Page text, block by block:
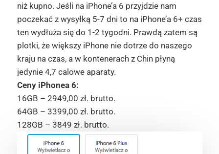
niż kupno. Jeśli na iPhone’a 6 przyjdzie nam
poczekać z wysyłką 5-7 dni to na iPhone’a 6+ czas
ten wydłuża się do 1-2 tygodni. Prawdą zatem są
plotki, że większy iPhone nie dotrze do naszego
kraju na czas, a w kontenerach z Chin płyną
jedynie 4,7 calowe aparaty.
Ceny iPhonea 6:
16GB – 2949,00 zł. brutto.
64GB – 3399,00 zł. brutto.
128GB – 3849 zł. brutto.